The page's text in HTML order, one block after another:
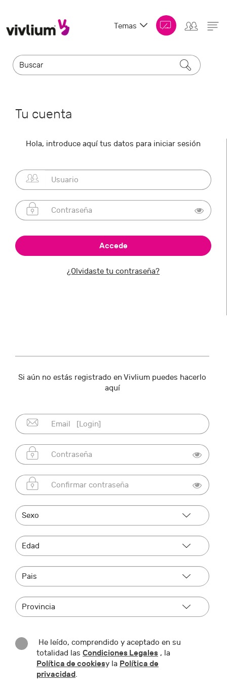
Temas
Tu cuenta
Hola, introduce aquí tus datos para iniciar sesión
¿Olvidaste tu contraseña?
Si aún no estás registrado en Vivlium puedes hacerlo
aquí
He leído, comprendido y aceptado en su
totalidad las Condiciones Legales , la
Política de cookiesy la Política de
privacidad.